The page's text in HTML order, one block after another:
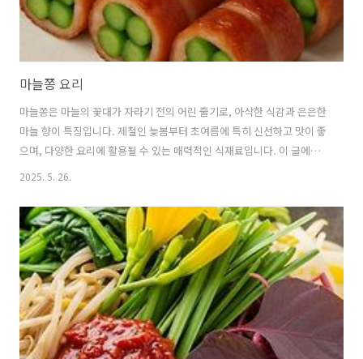
마늘쫑 요리
마늘쫑은 마늘의 꽃대가 자라기 전의 어린 줄기로, 아삭한 식감과 은은한
마늘 향이 특징입니다. 제철인 늦봄부터 초여름에 특히 신선하고 맛이 좋
으며, 다양한 요리에 활용될 수 있는 매력적인 식재료입니다. 이 글에서
는 마늘쫑의 효능부터 손질법, 그리고 누구나 쉽게 따라 할 수 있는 맛있
든 것을 알아보고 식탁을 풍성하게 만들어 보세요. 🫒 마늘쫑: 효능부터
보관법까지1. 마늘쫑, 어떤 효능이 있을까요?마늘쫑은 우리 몸에 좋은 다
양한 영양소를 풍부하게 함유하고 있습니다. 대표적인 효능들을 알아볼
까요? ∎ 항암 효과:마늘과 마찬가지로 마늘쫑에도 '알리신'이라는 성분
이 풍부하게 들어있습니다.알리신은 강력한 항산화 작용을 하여 우리 몸
의 세..
2025. 5. 26.